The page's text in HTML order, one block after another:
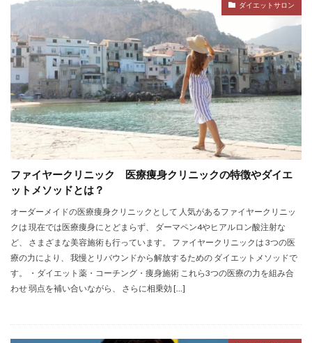
ダイエットサロン
ファイヤークリニック 医療痩身クリニックの特徴やダイエ
ットメソッドとは？
オーダーメイドの医療痩身クリニックとして 人気があるファイヤークリニッ
クは 現在では医療痩身にとどまらず、 ダーマペン4やヒアルロン酸注射な
ど、 さまざまな美容施術も行っています。 ファイヤークリニックは 3つの医
療の力により、 我慢とリバウンドから解放するための ダイエットメソッドで
す。 ・ダイエット薬・コーチング・痩身施術 これら3つの医療の力を組み合
わせ 弱点を補い合いながら、 さらに相乗効 […]